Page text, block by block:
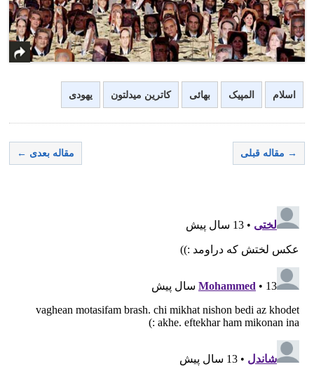
اسلام المپیک بهائی کاترین میدلتون یهودی
→ مقاله قبلی مقاله بعدی ←